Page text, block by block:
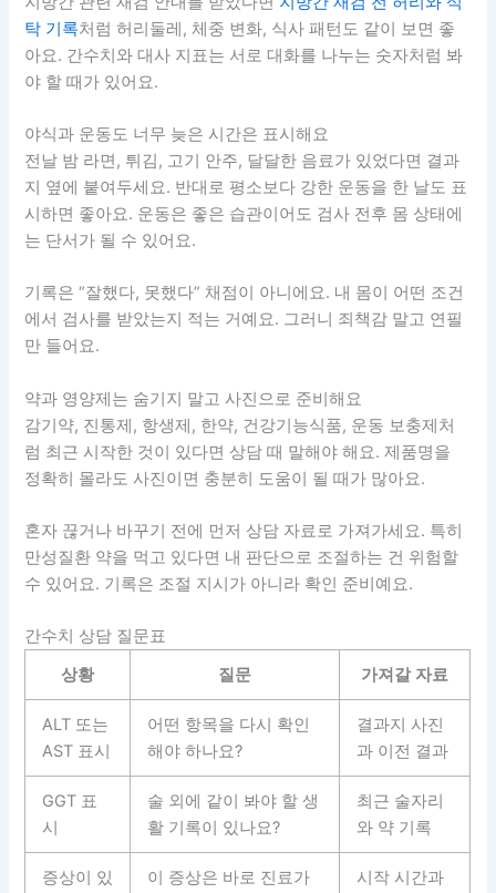
탁 기록처럼 허리둘레, 체중 변화, 식사 패턴도 같이 보면 좋
아요. 간수치와 대사 지표는 서로 대화를 나누는 숫자처럼 봐
야 할 때가 있어요.
야식과 운동도 너무 늦은 시간은 표시해요
전날 밤 라면, 튀김, 고기 안주, 달달한 음료가 있었다면 결과
지 옆에 붙여두세요. 반대로 평소보다 강한 운동을 한 날도 표
시하면 좋아요. 운동은 좋은 습관이어도 검사 전후 몸 상태에
는 단서가 될 수 있어요.
기록은 “잘했다, 못했다” 채점이 아니에요. 내 몸이 어떤 조건
에서 검사를 받았는지 적는 거예요. 그러니 죄책감 말고 연필
만 들어요.
약과 영양제는 숨기지 말고 사진으로 준비해요
감기약, 진통제, 항생제, 한약, 건강기능식품, 운동 보충제처
럼 최근 시작한 것이 있다면 상담 때 말해야 해요. 제품명을
정확히 몰라도 사진이면 충분히 도움이 될 때가 많아요.
혼자 끊거나 바꾸기 전에 먼저 상담 자료로 가져가세요. 특히
만성질환 약을 먹고 있다면 내 판단으로 조절하는 건 위험할
수 있어요. 기록은 조절 지시가 아니라 확인 준비예요.
간수치 상담 질문표
상황
질문 가져갈 자료
ALT 또는
AST 표시
어떤 항목을 다시 확인
해야 하나요?
결과지 사진
과 이전 결과
GGT 표
시
술 외에 같이 봐야 할 생
활 기록이 있나요?
최근 술자리
와 약 기록
증상이 있
이 증상은 바로 진료가
시작 시간과